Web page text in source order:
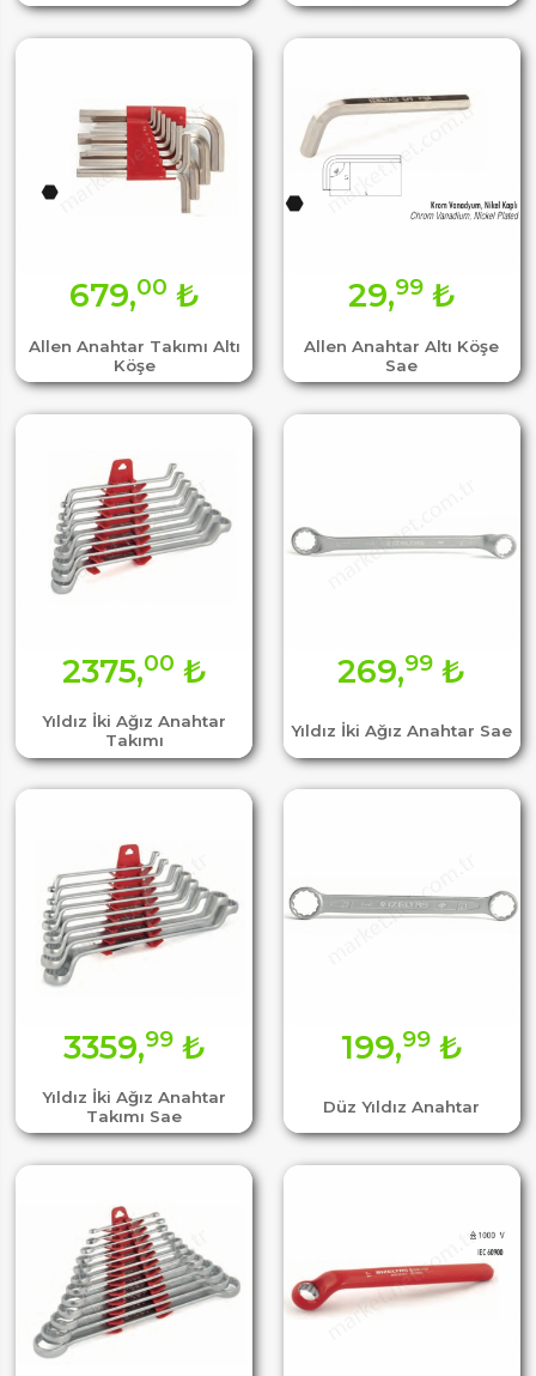
Allen Anahtar Takımı Altı
Köşe
679,00 ₺
Allen Anahtar Altı Köşe
Sae
29,99₺
Yıldız İki Ağız Anahtar
Takımı
2375,00 ₺
Yıldız İki Ağız Anahtar Sae
269,99 ₺
Yıldız İki Ağız Anahtar
Takımı Sae
3359,99₺
Düz Yıldız Anahtar
199,99₺